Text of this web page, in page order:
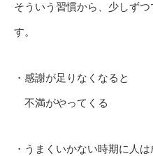
そういう習慣から、少しず
す。
・感謝が足りなくなると
不満がやってくる
・うまくいかない時期に人